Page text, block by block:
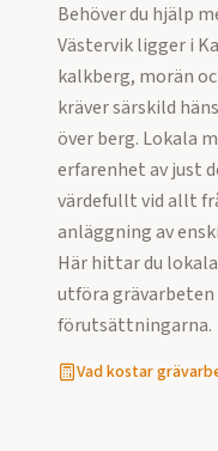
Behöver du hjälp
Västervik ligger i
kalkberg, morän
kräver särskild
över berg. Lokala
erfarenhet av just
värdefullt vid allt
anläggning av
Här hittar du
utföragrävarbeten
förutsättningarna.
Vad kostar